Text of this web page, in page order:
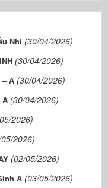
Nhi (30/04/2026)
(30/04/2026)
– A (30/04/2026)
A (30/04/2026)
2026)
2026)
(02/05/2026)
A (03/05/2026)